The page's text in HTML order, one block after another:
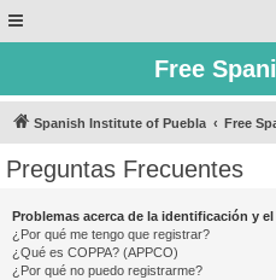
Free
Spanish Institute of Puebla Free
Preguntas Frecuentes
Problemas acerca de la identificación y
¿Por qué me tengo que registrar?
¿Qué es COPPA? (APPCO)
¿Por qué no puedo registrarme?